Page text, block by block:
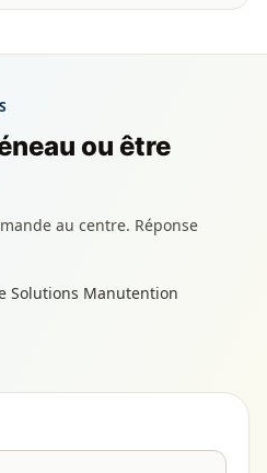
ou être
au centre. Réponse
Solutions Manutention